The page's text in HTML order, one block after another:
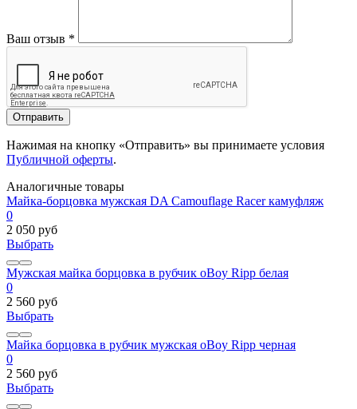
Ваш отзыв *
Отправить
Нажимая на кнопку «Отправить» вы принимаете условия
Публичной оферты.
Аналогичные товары
Майка-борцовка мужская DA Camouflage Racer камуфляж
0
2 050 руб
Выбрать
Мужская майка борцовка в рубчик oBoy Ripp белая
0
2 560 руб
Выбрать
Майка борцовка в рубчик мужская oBoy Ripp черная
0
2 560 руб
Выбрать